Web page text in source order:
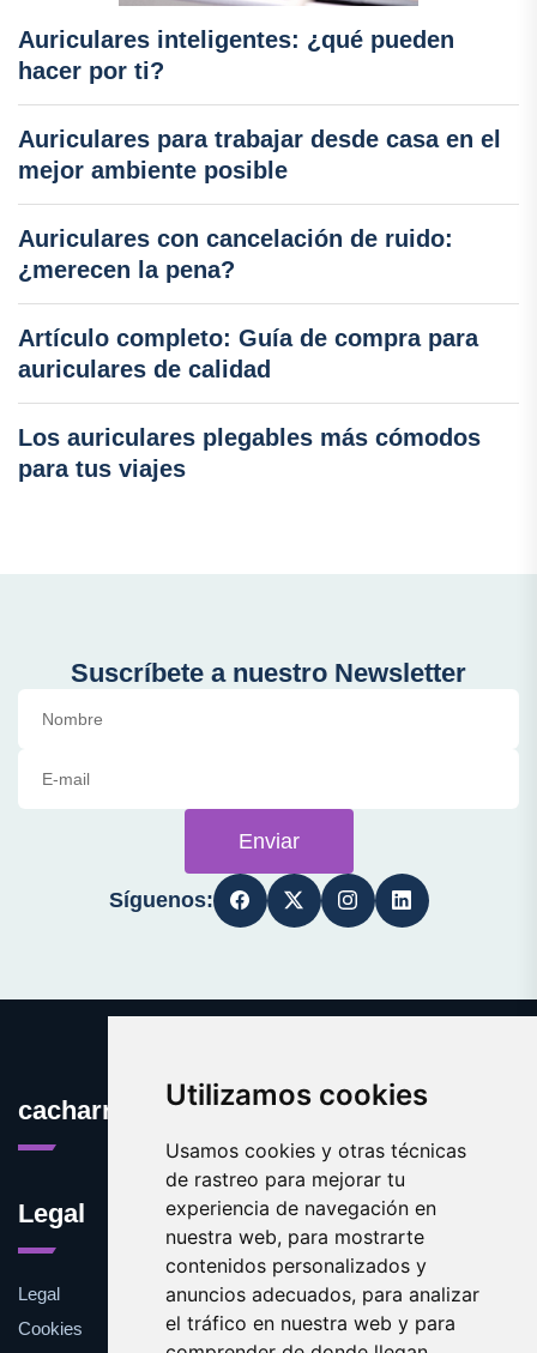
Utilizamos cookies
Usamos cookies y otras técnicas
de rastreo para mejorar tu
experiencia de navegación en
nuestra web, para mostrarte
contenidos personalizados y
anuncios adecuados, para analizar
el tráfico en nuestra web y para
Auriculares inteligentes: ¿qué pueden
hacer por ti?
Auriculares para trabajar desde casa en el
mejor ambiente posible
Auriculares con cancelación de ruido:
¿merecen la pena?
Artículo completo: Guía de compra para
auriculares de calidad
Los auriculares plegables más cómodos
para tus viajes
Suscríbete a nuestro Newsletter
Enviar
Síguenos:
cacharros.es
Legal
Legal
Cookies